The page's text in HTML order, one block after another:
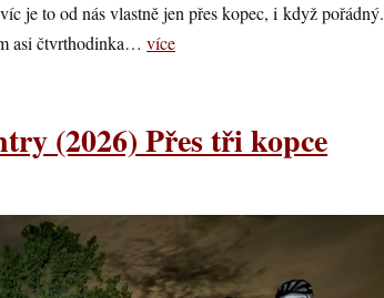
je to od nás vlastně jen přes kopec, i když pořádný.
asi čtvrthodinka…více
(2026) Přes tři kopce